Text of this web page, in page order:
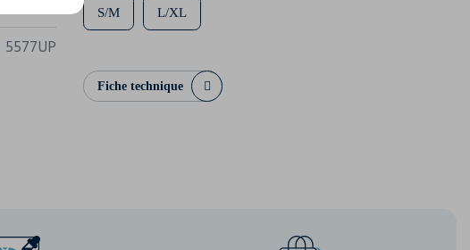
5577UP
S/M L/XL
Fiche technique